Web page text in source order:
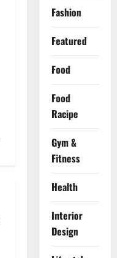
Fashion
Featured
Food
Food
Racipe
Gym &
Fitness
Health
Interior
Design